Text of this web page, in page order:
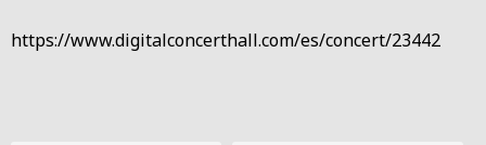
https://www.digitalconcerthall.com/es/concert/23442